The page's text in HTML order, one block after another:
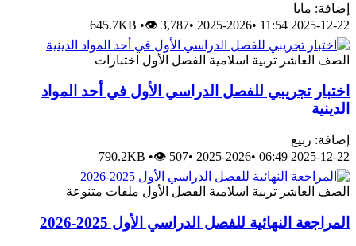
إضافة: مايا
2025-12-22 11:54
•
2025-2026
•
645.7KB •👁 3,787
الصف العاشر تربية اسلامية الفصل الأول اختبارات
اختبار تجريبي للفصل الدراسي الأول في أحد المواد
الدينية
إضافة: ربيع
2025-12-22 06:49
•
2025-2026
•
790.2KB •👁 507
الصف العاشر تربية اسلامية الفصل الأول ملفات متنوعة
المراجعة النهائية للفصل الدراسي الأول 2025-2026